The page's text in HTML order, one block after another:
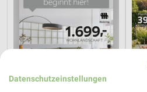
Datenschutzeinstellungen